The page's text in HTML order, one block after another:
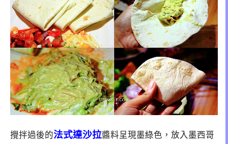
攪拌過後的法式達沙拉醬料呈現墨綠色，放入墨西哥